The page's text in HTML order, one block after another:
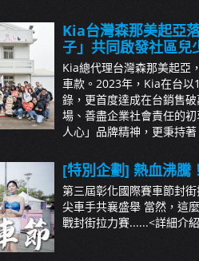
Kia台灣森那美起亞
子」共同啟發社區兒
Kia總代理台灣森那美起亞
車款。2023年，Kia在台以
錄，更首度達成在台銷售
場、善盡企業社會責任的
人心」品牌精神，更秉持
[特別企劃] 熱血沸騰
第三屆彰化國際賽車節封
尖車手共襄盛舉 當然，這
戰封街拉力賽......<詳細介